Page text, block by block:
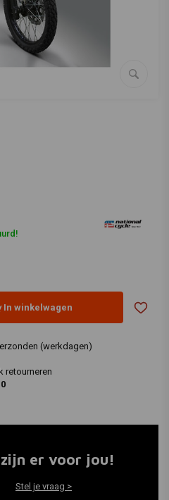
In winkelwagen
(werkdagen)
retourneren
er voor jou!
Stel je vraag >